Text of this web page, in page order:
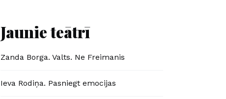
Jaunie teātrī
Zanda Borga. Valts. Ne Freimanis
Ieva Rodiņa. Pasniegt emocijas